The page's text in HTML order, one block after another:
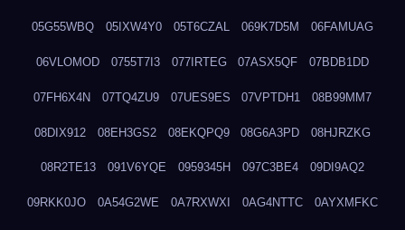
05G55WBQ 05IXW4Y0 05T6CZAL 069K7D5M 06FAMUAG
06VLOMOD 0755T7I3 077IRTEG 07ASX5QF 07BDB1DD
07FH6X4N 07TQ4ZU9 07UES9ES 07VPTDH1 08B99MM7
08DIX912 08EH3GS2 08EKQPQ9 08G6A3PD 08HJRZKG
08R2TE13 091V6YQE 0959345H 097C3BE4 09DI9AQ2
09RKK0JO 0A54G2WE 0A7RXWXI 0AG4NTTC 0AYXMFKC